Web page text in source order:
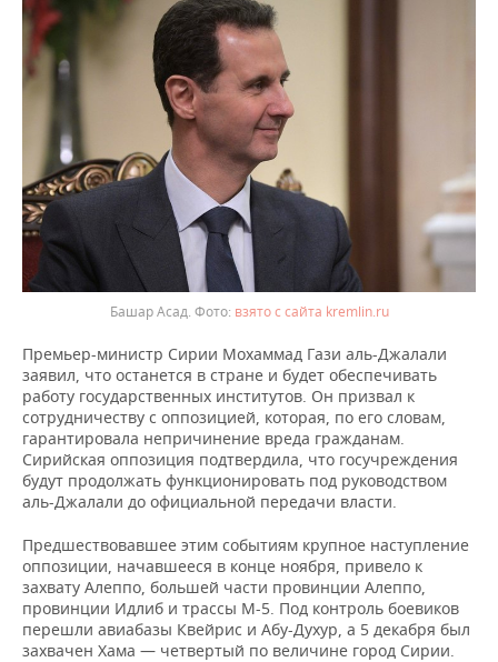
ВОДНЫЕ ВИДЫ СПОРТА
ХОККЕЙ С МЯЧОМ
ОБРАЗОВАНИЕ
ПРОИСШЕСТВИЯ
Башар Асад. взято с сайта kremlin.ru
Премьер-министр Сирии Мохаммад Гази аль-Джалали
заявил, что останется в стране и будет обеспечивать
работу государственных институтов. Он призвал к
сотрудничеству с оппозицией, которая, по его словам,
гарантировала непричинение вреда гражданам.
Сирийская оппозиция подтвердила, что госучреждения
будут продолжать функционировать под руководством
аль-Джалали до официальной передачи власти.
Предшествовавшее этим событиям крупное наступление
оппозиции, начавшееся в конце ноября, привело к
захвату Алеппо, большей части провинции Алеппо,
провинции Идлиб и трассы М-5. Под контроль боевиков
перешли авиабазы Квейрис и Абу-Духур, а 5 декабря был
захвачен Хама — четвертый по величине город Сирии.